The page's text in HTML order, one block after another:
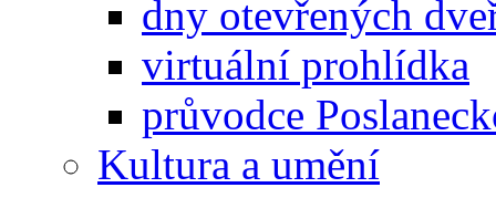
dny otevřených
virtuální prohlídka
průvodce
Kultura a umění